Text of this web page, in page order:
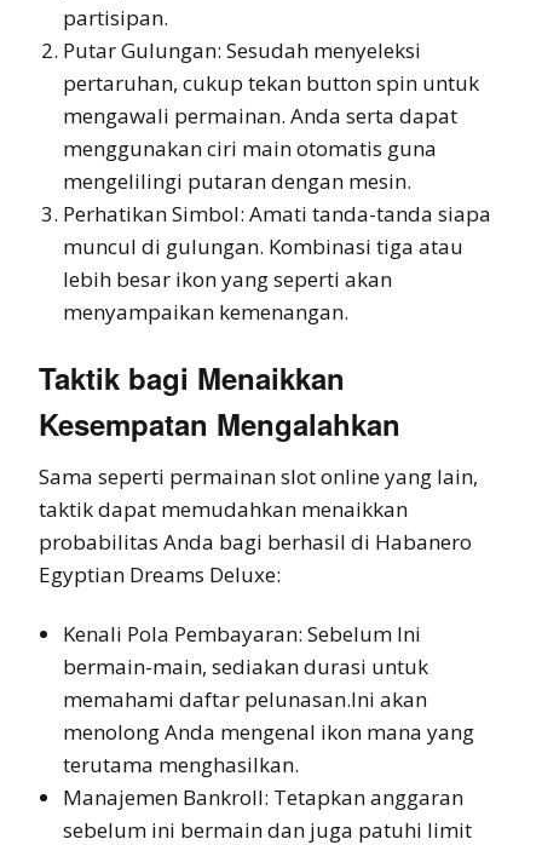
partisipan.
Putar Gulungan: Sesudah menyeleksi
pertaruhan, cukup tekan button spin untuk
mengawali permainan. Anda serta dapat
menggunakan ciri main otomatis guna
mengelilingi putaran dengan mesin.
Perhatikan Simbol: Amati tanda-tanda siapa
muncul di gulungan. Kombinasi tiga atau
lebih besar ikon yang seperti akan
menyampaikan kemenangan.
Taktik bagi Menaikkan
Kesempatan Mengalahkan
Sama seperti permainan slot online yang lain,
taktik dapat memudahkan menaikkan
probabilitas Anda bagi berhasil di Habanero
Egyptian Dreams Deluxe:
Kenali Pola Pembayaran: Sebelum Ini
bermain-main, sediakan durasi untuk
memahami daftar pelunasan.Ini akan
menolong Anda mengenal ikon mana yang
terutama menghasilkan.
Manajemen Bankroll: Tetapkan anggaran
sebelum ini bermain dan juga patuhi limit